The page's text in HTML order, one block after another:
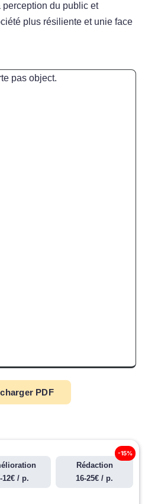
du public et
plus résiliente et unie face
pas object.
PDF
12€ / p.
Rédaction
16-25€ / p.
-15%